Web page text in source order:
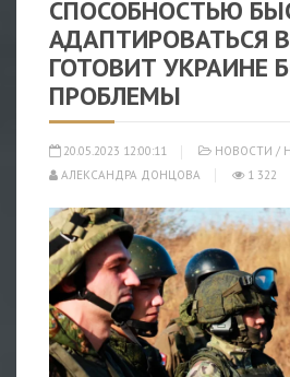
СПОСОБНОСТЬЮ
АДАПТИРОВАТЬСЯ
ГОТОВИТ УКРАИНЕ
ПРОБЛЕМЫ
20.05.2023 12:00:11 НОВОСТИ /
АЛЕКСАНДРА ДОНЦОВА
1 322